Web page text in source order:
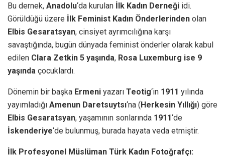
Bu dernek, Anadolu‘da kurulan İlk Kadın Derneği idi.
Görüldüğü üzere İlk Feminist Kadın Önderlerinden olan
Elbis Gesaratsyan, cinsiyet ayrımcılığına karşı
savaştığında, bugün dünyada feminist önderler olarak kabul
edilen Clara Zetkin 5 yaşında, Rosa Luxemburg ise 9
yaşında çocuklardı.
Dönemin bir başka Ermeni yazarı Teotig‘in 1911 yılında
yayımladığı Amenun Daretsuytsı‘na (Herkesin Yıllığı) göre
Elbis Gesaratsyan, yaşamının sonlarında 1911‘de
İskenderiye‘de bulunmuş, burada hayata veda etmiştir.
İlk Profesyonel Müslüman Türk Kadın Fotoğrafçı: